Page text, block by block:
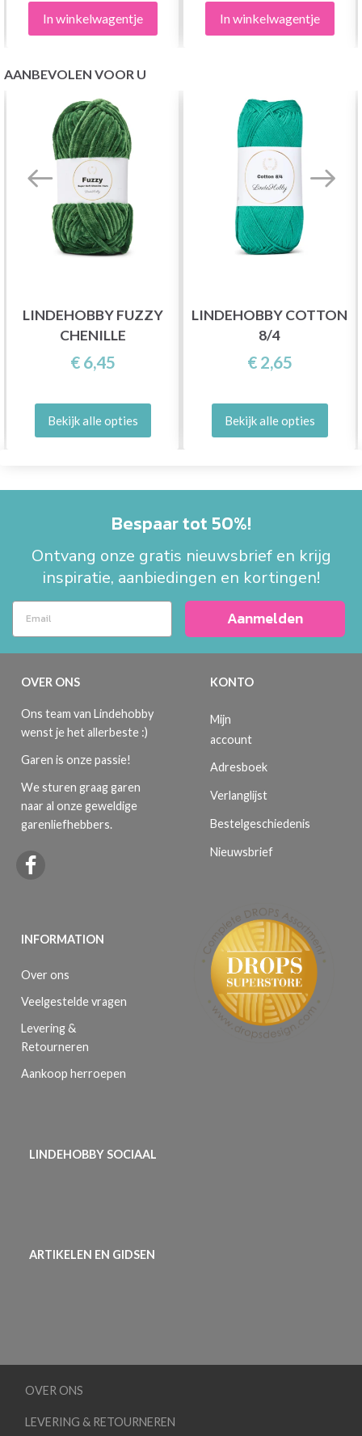
In winkelwagentje In winkelwagentje
AANBEVOLEN VOOR U
LINDEHOBBY FUZZY
CHENILLE
€ 6,45
Bekijk alle opties
LINDEHOBBY COTTON
8/4
€ 2,65
Bekijk alle opties
Bespaar tot 50%!
Ontvang onze gratis nieuwsbrief en krijg
inspiratie, aanbiedingen en kortingen!
Aanmelden
OVER ONS
Ons team van Lindehobby
wenst je het allerbeste :)
Garen is onze passie!
We sturen graag garen
naar al onze geweldige
garenliefhebbers.
INFORMATION
Over ons
Veelgestelde vragen
Levering &
Retourneren
Aankoop herroepen
KONTO
Mijn
account
Adresboek
Verlanglijst
Bestelgeschiedenis
Nieuwsbrief
LINDEHOBBY SOCIAAL
ARTIKELEN EN GIDSEN
OVER ONS
LEVERING & RETOURNEREN